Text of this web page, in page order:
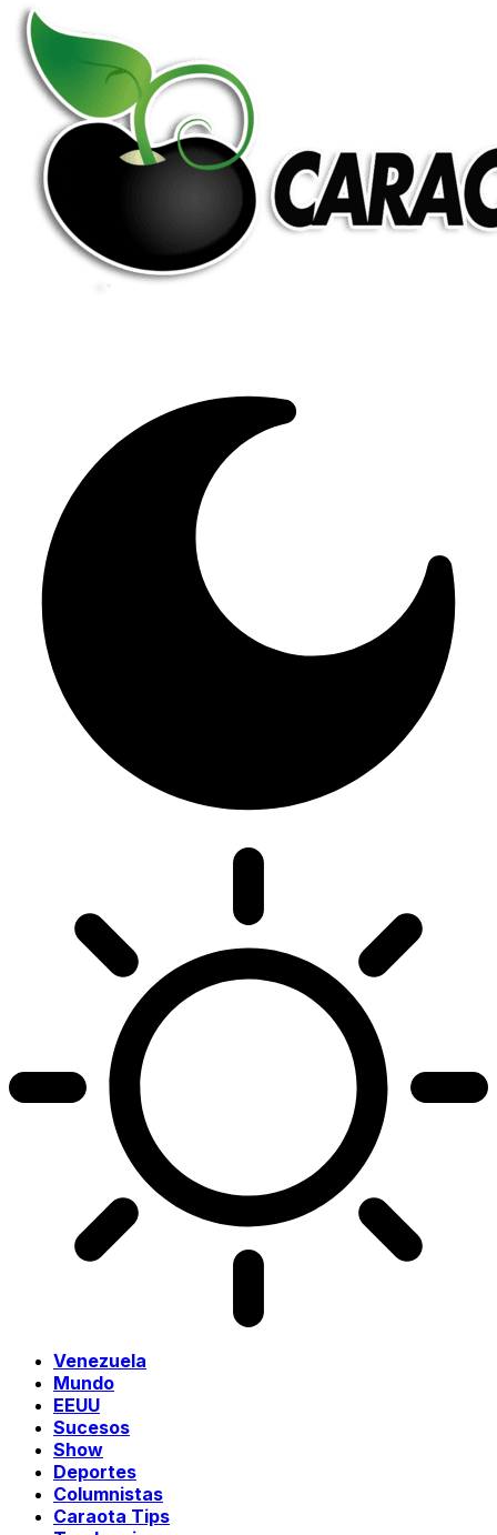
Venezuela
Mundo
EEUU
Sucesos
Show
Deportes
Columnistas
Caraota Tips